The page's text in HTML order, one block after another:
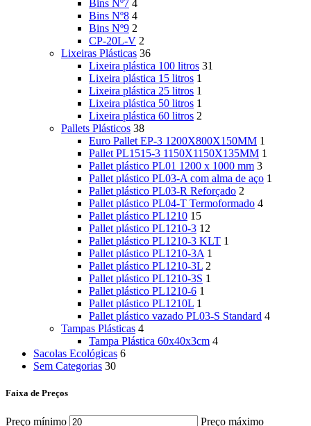
Bins Nº7 4
Bins Nº8 4
Bins Nº9 2
CP-20L-V 2
Lixeiras Plásticas 36
Lixeira plástica 100 litros 31
Lixeira plástica 15 litros 1
Lixeira plástica 25 litros 1
Lixeira plástica 50 litros 1
Lixeira plástica 60 litros 2
Pallets Plásticos 38
Euro Pallet EP-3 1200X800X150MM 1
Pallet PL1515-3 1150X1150X135MM 1
Pallet plástico PL01 1200 x 1000 mm 3
Pallet plástico PL03-A com alma de aço 1
Pallet plástico PL03-R Reforçado 2
Pallet plástico PL04-T Termoformado 4
Pallet plástico PL1210 15
Pallet plástico PL1210-3 12
Pallet plástico PL1210-3 KLT 1
Pallet plástico PL1210-3A 1
Pallet plástico PL1210-3L 2
Pallet plástico PL1210-3S 1
Pallet plástico PL1210-6 1
Pallet plástico PL1210L 1
Pallet plástico vazado PL03-S Standard 4
Tampas Plásticas 4
Tampa Plástica 60x40x3cm 4
Sacolas Ecológicas 6
Sem Categorias 30
Faixa de Preços
Preço mínimo Preço máximo